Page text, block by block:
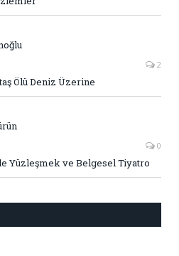
2
Ölü Deniz Üzerine
0
Yüzleşmek ve Belgesel Tiyatro